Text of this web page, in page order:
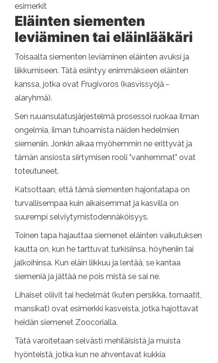
esimerkit
Eläinten siementen
leviäminen tai eläinlääkäri
Toisaalta siementen leviäminen eläinten avuksi ja
liikkumiseen. Tätä esiintyy enimmäkseen eläinten
kanssa, jotka ovat Frugivoros (kasvissyöjä -
alaryhmä).
Sen ruuansulatusjärjestelmä prosessoi ruokaa ilman
ongelmia, ilman tuhoamista näiden hedelmien
siemeniin. Jonkin aikaa myöhemmin ne erittyvät ja
tämän ansiosta siirtymisen rooli "vanhemmat" ovat
toteutuneet.
Katsottaan, että tämä siementen hajontatapa on
turvallisempaa kuin aikaisemmat ja kasvilla on
suurempi selviytymistodennäköisyys.
Toinen tapa hajauttaa siemenet eläinten vaikutuksen
kautta on, kun he tarttuvat turkisiinsa, höyheniin tai
jalkoihinsa. Kun eläin liikkuu ja lentää, se kantaa
siemeniä ja jättää ne pois mistä se sai ne.
Lihaiset oliivit tai hedelmät (kuten persikka, tomaatit,
mansikat) ovat esimerkki kasveista, jotka hajottavat
heidän siemenet Zoocorialla.
Tätä varoitetaan selvästi mehiläisistä ja muista
hyönteistä, jotka kun ne ahventavat kukkia